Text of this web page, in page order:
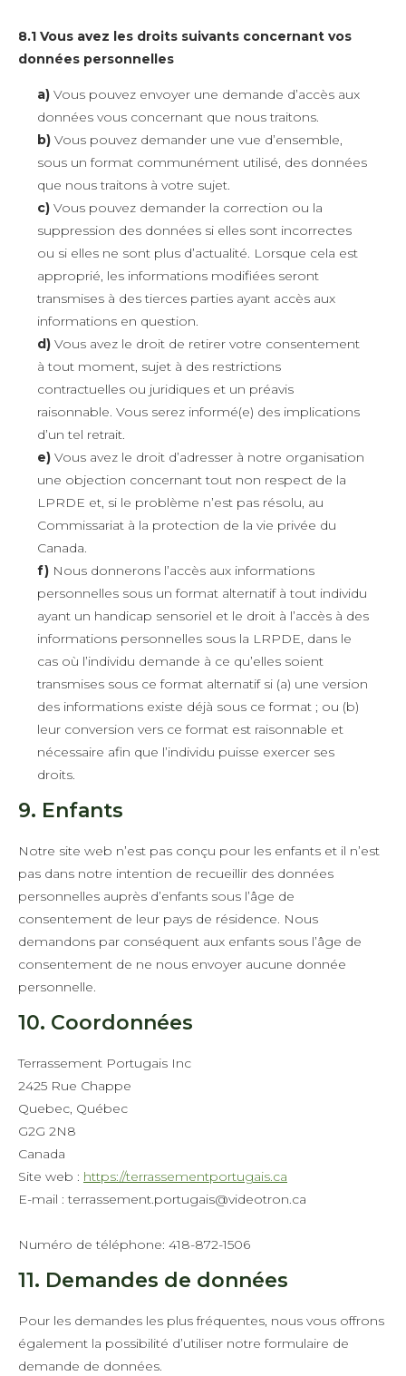
8.1 Vous avez les droits suivants concernant vos
données personnelles
Vous pouvez envoyer une demande d’accès aux
données vous concernant que nous traitons.
Vous pouvez demander une vue d’ensemble,
sous un format communément utilisé, des données
que nous traitons à votre sujet.
Vous pouvez demander la correction ou la
suppression des données si elles sont incorrectes
ou si elles ne sont plus d’actualité. Lorsque cela est
approprié, les informations modifiées seront
transmises à des tierces parties ayant accès aux
informations en question.
Vous avez le droit de retirer votre consentement
à tout moment, sujet à des restrictions
contractuelles ou juridiques et un préavis
raisonnable. Vous serez informé(e) des implications
d’un tel retrait.
Vous avez le droit d’adresser à notre organisation
une objection concernant tout non respect de la
LPRDE et, si le problème n’est pas résolu, au
Commissariat à la protection de la vie privée du
Canada.
Nous donnerons l’accès aux informations
personnelles sous un format alternatif à tout individu
ayant un handicap sensoriel et le droit à l’accès à des
informations personnelles sous la LRPDE, dans le
cas où l’individu demande à ce qu’elles soient
transmises sous ce format alternatif si (a) une version
des informations existe déjà sous ce format ; ou (b)
leur conversion vers ce format est raisonnable et
nécessaire afin que l’individu puisse exercer ses
droits.
9. Enfants
Notre site web n’est pas conçu pour les enfants et il n’est
pas dans notre intention de recueillir des données
personnelles auprès d’enfants sous l’âge de
consentement de leur pays de résidence. Nous
demandons par conséquent aux enfants sous l’âge de
consentement de ne nous envoyer aucune donnée
personnelle.
10. Coordonnées
Terrassement Portugais Inc
2425 Rue Chappe
Quebec, Québec
G2G 2N8
Canada
Site web : https://terrassementportugais.ca
E-mail : terrassement.portugais@videotron.ca
Numéro de téléphone: 418-872-1506
11. Demandes de données
Pour les demandes les plus fréquentes, nous vous offrons
également la possibilité d’utiliser notre formulaire de
demande de données.